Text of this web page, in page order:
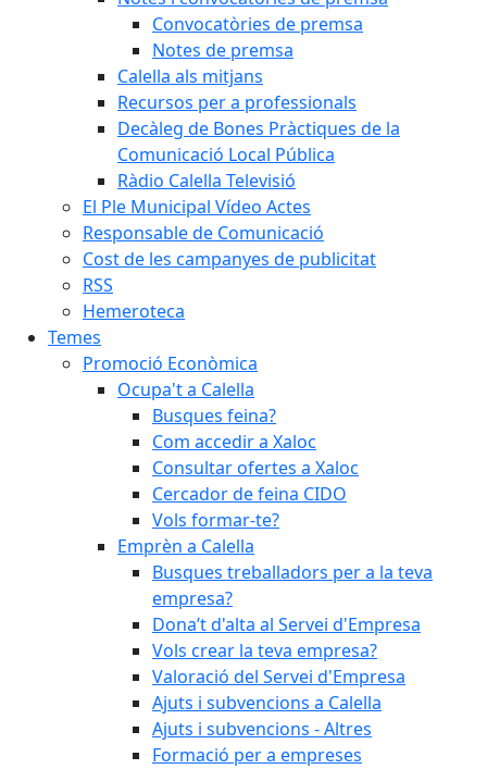
Convocatòries de premsa
Notes de premsa
Calella als mitjans
Recursos per a professionals
Decàleg de Bones Pràctiques de la
Comunicació Local Pública
Ràdio Calella Televisió
El Ple Municipal Vídeo Actes
Responsable de Comunicació
Cost de les campanyes de publicitat
RSS
Hemeroteca
Temes
Promoció Econòmica
Ocupa't a Calella
Busques feina?
Com accedir a Xaloc
Consultar ofertes a Xaloc
Cercador de feina CIDO
Vols formar-te?
Emprèn a Calella
Busques treballadors per a la teva
empresa?
Dona’t d'alta al Servei d'Empresa
Vols crear la teva empresa?
Valoració del Servei d'Empresa
Ajuts i subvencions a Calella
Ajuts i subvencions - Altres
Formació per a empreses